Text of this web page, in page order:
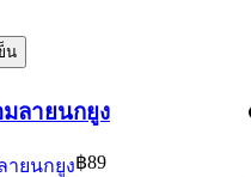
มลายนกยูง
฿89